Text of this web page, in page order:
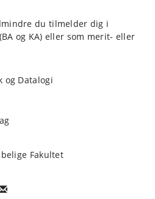
du tilmelder dig i
og KA) eller som merit- eller
og Datalogi
Fakultet